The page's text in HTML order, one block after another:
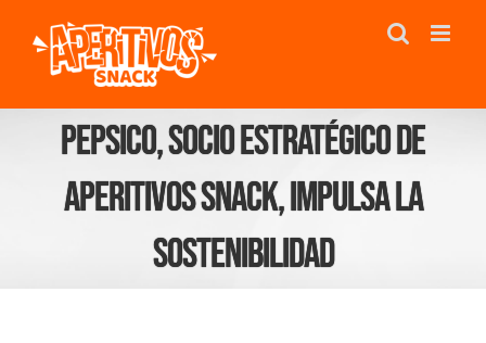
contenido
PepsiCo, socio estratégico de
Aperitivos Snack, impulsa la
sostenibilidad